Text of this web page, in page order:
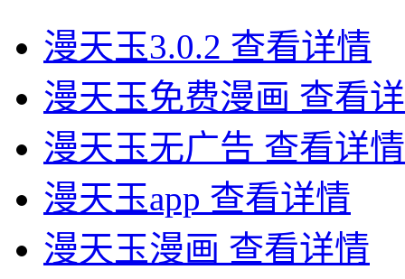
漫天玉3.0.2 查看详情
漫天玉免费漫画 查看
漫天玉无广告 查看详情
漫天玉app 查看详情
漫天玉漫画 查看详情